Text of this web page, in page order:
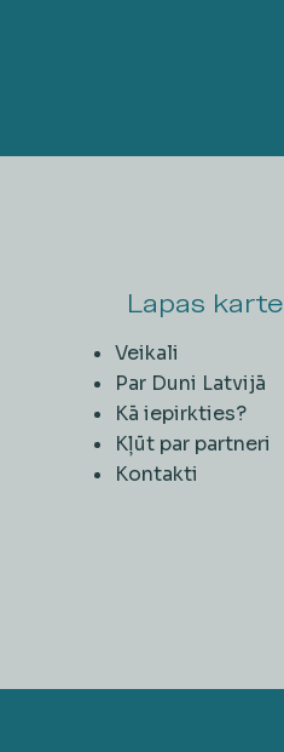
Lapas karte
Veikali
Par Duni Latvijā
Kā iepirkties?
Kļūt par partneri
Kontakti